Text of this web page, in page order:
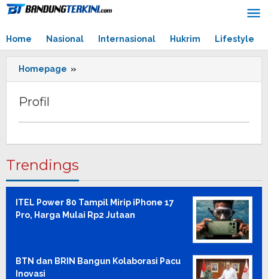
Skip
Home
Nasional Internasional Hukrim Lifestyle
Homepage »
Profil
by
admin
Trendings
ITEL Power 80 Tampil Mirip iPhone 17
Pro, Harga Mulai Rp2 Jutaan
BTN dan BRIN Bangun Kolaborasi Pacu
Inovasi